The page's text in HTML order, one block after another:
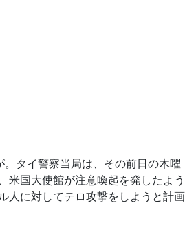
タイ警察当局は、その前日の木曜
米国大使館が注意喚起を発したよう
人に対してテロ攻撃をしようと計画